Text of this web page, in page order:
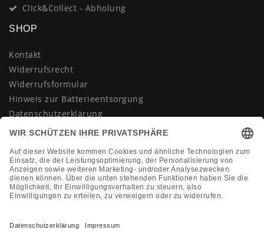
Click&Collect - Abholung
SHOP
Kontakt
Widerrufsrecht
Widerrufsformular
Hinweis zur Batterieentsorgung
Datenschutzerklärung
AGB
Vertrag widerrufen
KONTAKT
+49 (0)2133 210433